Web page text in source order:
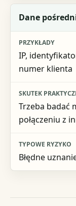
Dane
IP,
numer klienta
Trzeba badać
połączeniu z
Błędne